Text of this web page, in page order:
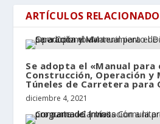
ARTÍCULOS
Se adopta el «Manual para
Construcción, Operación y
Túneles de Carretera para
diciembre 4, 2021